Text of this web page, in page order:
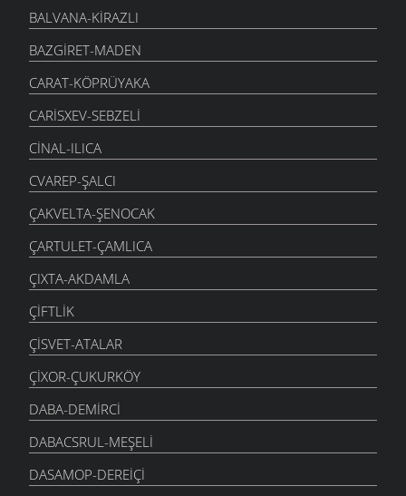
BALVANA-KIRAZLI
BAZGIRET-MADEN
CARAT-KÖPRÜYAKA
CARISXEV-SEBZELI
CINAL-ILICA
CVAREP-ŞALCI
ÇAKVELTA-ŞENOCAK
ÇARTULET-ÇAMLICA
ÇIXTA-AKDAMLA
ÇIFTLIK
ÇISVET-ATALAR
ÇIXOR-ÇUKURKÖY
DABA-DEMIRCI
DABACSRUL-MEŞELI
DASAMOP-DEREIÇI